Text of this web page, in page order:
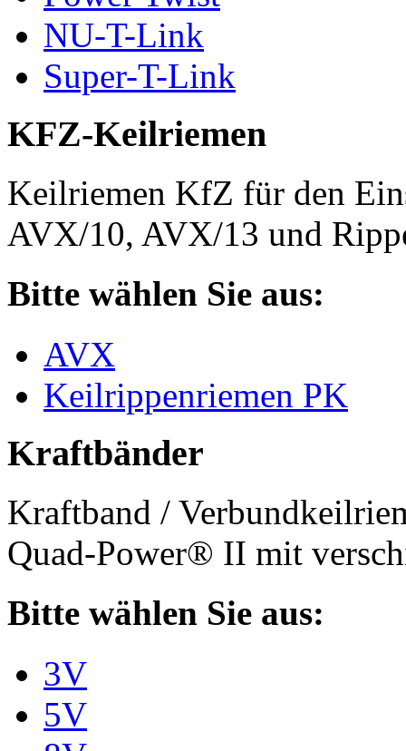
NU-T-Link
Super-T-Link
KFZ-Keilriemen
Keilriemen KfZ für den
AVX/10, AVX/13 und
Bitte wählen Sie aus:
AVX
Keilrippenriemen PK
Kraftbänder
Kraftband /
Quad-Power® II mit
Bitte wählen Sie aus:
3V
5V